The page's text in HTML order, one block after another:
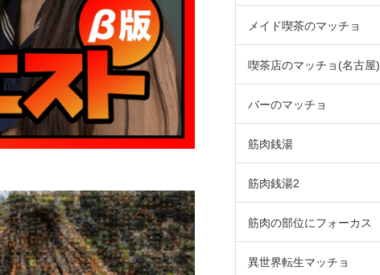
メイド喫茶のマッチョ
喫茶店のマッチョ(名古屋)
バーのマッチョ
筋肉銭湯
筋肉銭湯2
筋肉の部位にフォーカス
異世界転生マッチョ